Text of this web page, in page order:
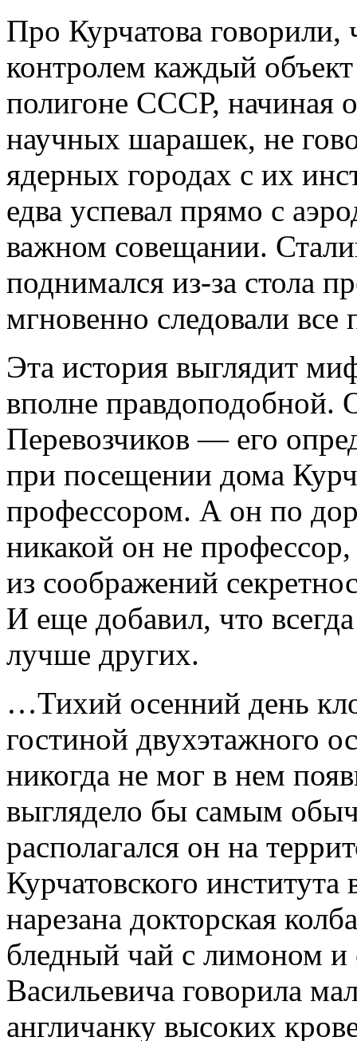
Про Курчатова
контролем каждый
полигоне СССР, начиная
научных шарашек, не
ядерных городах с их
едва успевал прямо с
важном совещании.
поднимался из-за стола
мгновенно следовали
Эта история выглядит
вполне правдоподобной.
Перевозчиков — его
при посещении дома
профессором. А он по
никакой он не
из соображений
И еще добавил, что
лучше других.
…Тихий осенний день
гостиной двухэтажного
никогда не мог в нем
выглядело бы самым
располагался он на
Курчатовского
нарезана докторская
бледный чай с лимоном
Васильевича говорила
англичанку высоких